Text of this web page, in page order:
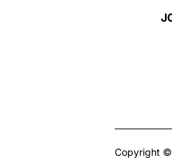
Copyright ©